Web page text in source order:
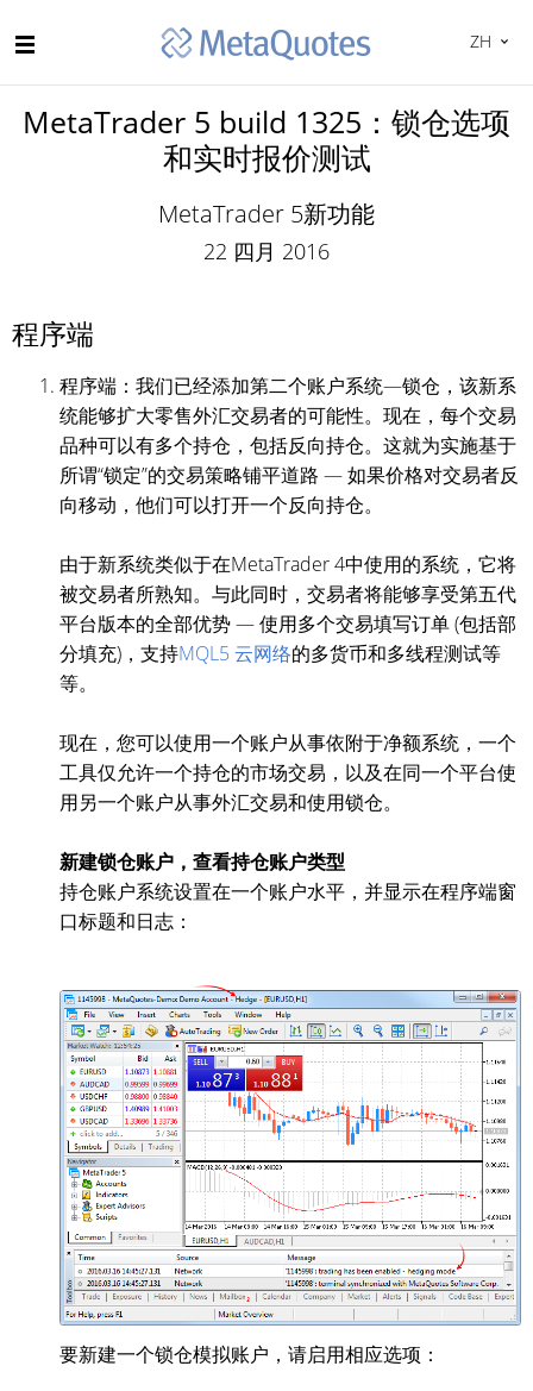
ZH
MetaTrader 5 build 1325：锁仓选项
和实时报价测试
MetaTrader 5新功能
22 四月 2016
程序端
程序端：我们已经添加第二个账户系统—锁仓，该新系
统能够扩大零售外汇交易者的可能性。现在，每个交易
品种可以有多个持仓，包括反向持仓。这就为实施基于
所谓“锁定”的交易策略铺平道路 — 如果价格对交易者反
向移动，他们可以打开一个反向持仓。
由于新系统类似于在MetaTrader 4中使用的系统，它将
被交易者所熟知。与此同时，交易者将能够享受第五代
平台版本的全部优势 — 使用多个交易填写订单 (包括部
分填充)，支持MQL5 云网络的多货币和多线程测试等
等。
现在，您可以使用一个账户从事依附于净额系统，一个
工具仅允许一个持仓的市场交易，以及在同一个平台使
用另一个账户从事外汇交易和使用锁仓。
新建锁仓账户，查看持仓账户类型
持仓账户系统设置在一个账户水平，并显示在程序端窗
口标题和日志：
要新建一个锁仓模拟账户，请启用相应选项：